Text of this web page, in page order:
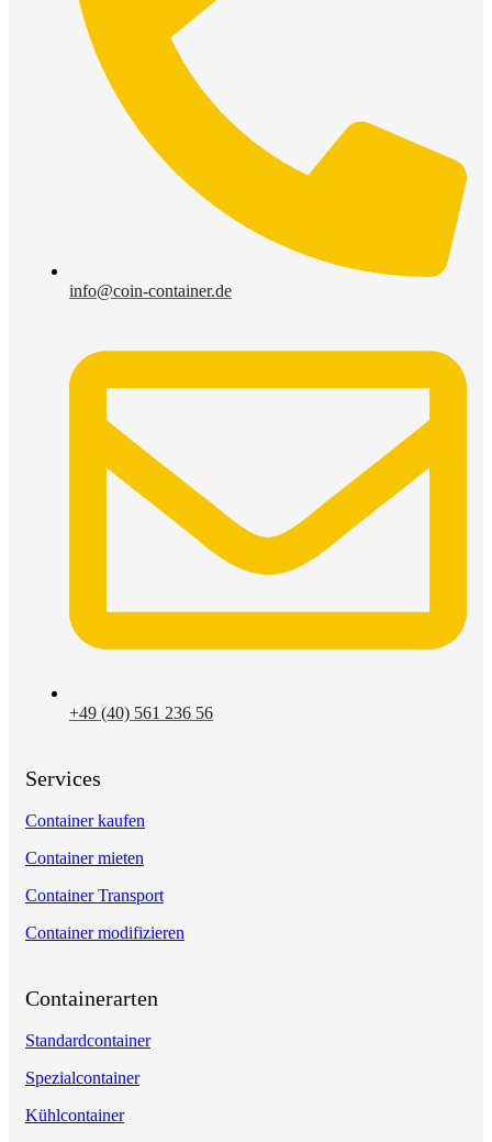
info@coin-container.de
+49 (40) 561 236 56
Services
Container kaufen
Container mieten
Container Transport
Container modifizieren
Containerarten
Standardcontainer
Spezialcontainer
Kühlcontainer